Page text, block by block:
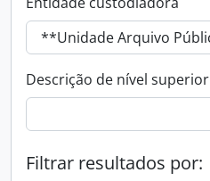
Descrição de nível superior
Filtrar resultados por: